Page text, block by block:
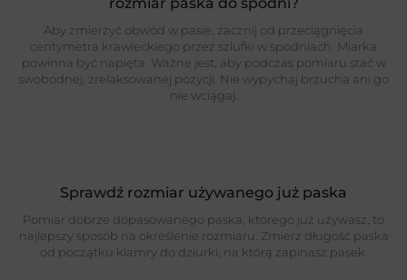
Aby zmierzyć obwód w pasie, zacznij od przeciągnięcia
centymetra krawieckiego przez szlufki w spodniach. Miarka
powinna być napięta. Ważne jest, aby podczas pomiaru stać w
swobodnej, zrelaksowanej pozycji. Nie wypychaj brzucha ani go
nie wciągaj.
Sprawdź rozmiar używanego już paska
Pomiar dobrze dopasowanego paska, którego już używasz, to
najlepszy sposób na określenie rozmiaru. Zmierz długość paska
od początku klamry do dziurki, na którą zapinasz pasek.